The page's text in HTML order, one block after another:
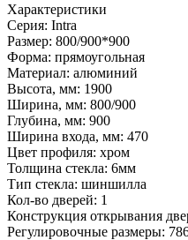
Характеристики
Серия: Intra
Размер: 800/900*900
Форма: прямоугольная
Материал: алюминий
Высота, мм: 1900
Ширина, мм: 800/900
Глубина, мм: 900
Ширина входа, мм: 470
Цвет профиля: хром
Толщина стекла: 6мм
Тип стекла: шиншилла
Кол-во дверей: 1
Конструкция открывания
Регулировочные размеры: